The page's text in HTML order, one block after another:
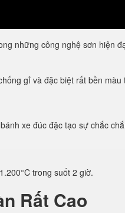
những công nghệ sơn hiện
gỉ và đặc biệt rất bền màu
xe đúc đặc tạo sự chắc
trong suốt 2 giờ.
Rất Cao